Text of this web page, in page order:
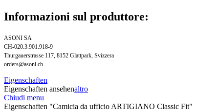
Informazioni sul produttore:
ASONI SA
CH-020.3.901.918-9
Thurgauerstrasse 117, 8152 Glattpark, Svizzera
orders@asoni.ch
Eigenschaften
Eigenschaften ansehenaltro
Chiudi menu
Eigenschaften "Camicia da ufficio ARTIGIANO Classic Fit"